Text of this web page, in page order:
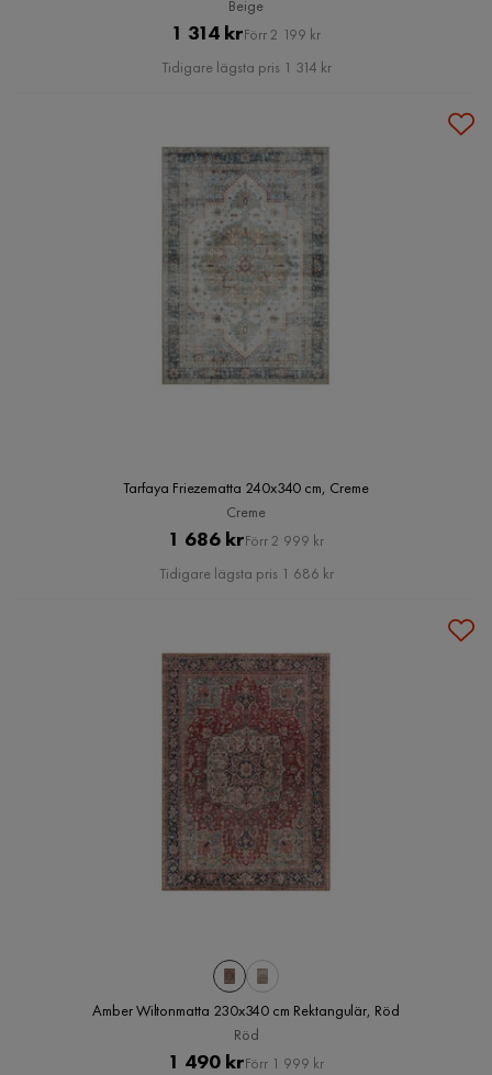
Beige
Pris
1 314 krOriginal
Pris
Förr 2 199 kr
Tidigare lägsta pris 1 314 kr
Tarfaya Friezematta 240x340 cm, Creme
Creme
Pris
1 686 krOriginal
Pris
Förr 2 999 kr
Tidigare lägsta pris 1 686 kr
Amber Wiltonmatta 230x340 cm Rektangulär, Röd
Röd
Pris
1 490 krOriginal
Förr 1 999 kr